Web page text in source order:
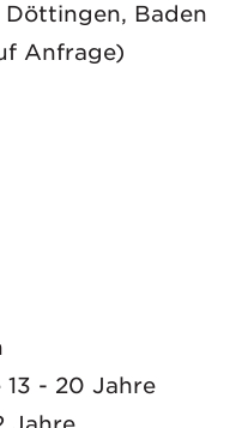
Döttingen, Baden
Anfrage)
- 20 Jahre